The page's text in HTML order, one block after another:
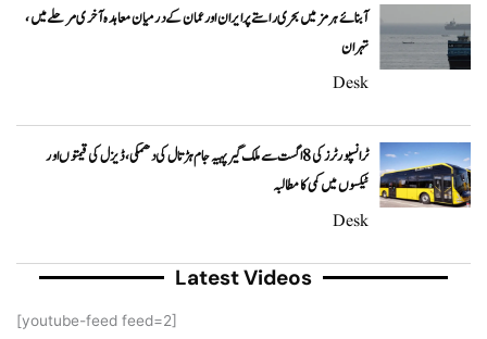
آبنائے ہرمز میں بحری راستے پر ایران اور عمان کے درمیان معاہدہ آخری مرحلے میں،
تہران
Desk
ٹرانسپورٹرز کی 8 اگست سے ملک گیر پہیہ جام ہڑتال کی دھمکی، ڈیزل کی قیمتوں اور
ٹیکسوں میں کمی کا مطالبہ
Desk
Latest Videos
[youtube-feed feed=2]